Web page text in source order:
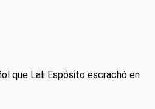
que Lali Espósito escrachó en